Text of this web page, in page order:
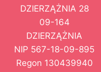
DZIERZĄŻNIA 28
09-164
DZIERZĄŻNIA
NIP 567-18-09-895
Regon 130439940